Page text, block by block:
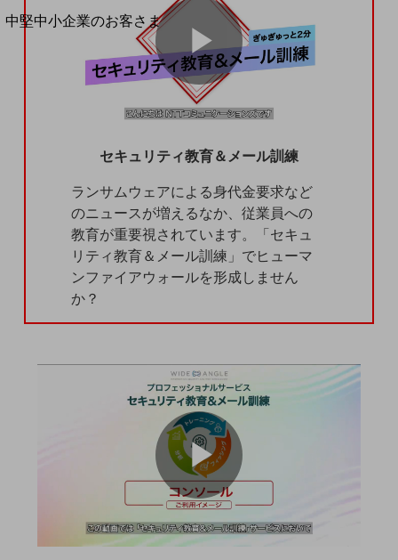
別ウィンドウで開きます
中堅中小企業のお客さま
NTTドコモビジネスウォッチ
ビジネスお役立ち情報
旬な話題やお役立ち資料などDXの課題を
解決するヒントをお届けする記事サイト
お役立ち資料ダウンロード
中堅中小企業向け
サービス・ソリューション
課題やニーズに合ったサービスをご紹介し、
中堅中小企業のビジネスをサポート！
お悩みから見つける
お悩みから見つけるTOP
リモート・ハイブリッドワーク
その他のお悩みはこちら
P
l
a
V
i
セキュリティ教育＆メール訓練
ランサムウェアによる身代金要求など
のニュースが増えるなか、従業員への
教育が重要視されています。「セキュ
リティ教育＆メール訓練」でヒューマ
ンファイアウォールを形成しません
か？
P